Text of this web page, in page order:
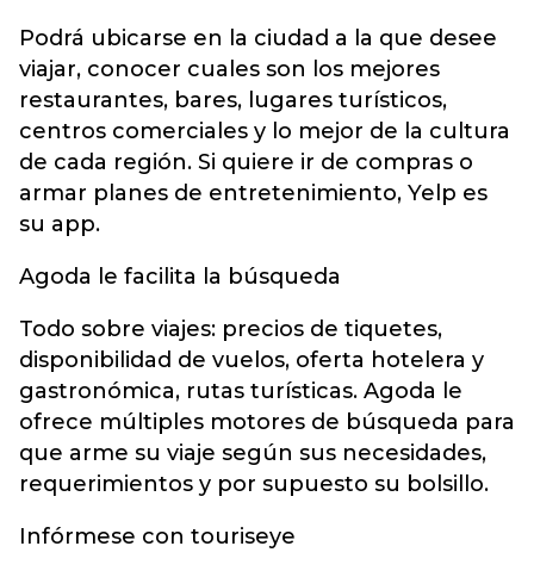
Podrá ubicarse en la ciudad a la que desee
viajar, conocer cuales son los mejores
restaurantes, bares, lugares turísticos,
centros comerciales y lo mejor de la cultura
de cada región. Si quiere ir de compras o
armar planes de entretenimiento, Yelp es
su app.
Agoda le facilita la búsqueda
Todo sobre viajes: precios de tiquetes,
disponibilidad de vuelos, oferta hotelera y
gastronómica, rutas turísticas. Agoda le
ofrece múltiples motores de búsqueda para
que arme su viaje según sus necesidades,
requerimientos y por supuesto su bolsillo.
Infórmese con touriseye